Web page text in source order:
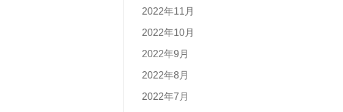
2022年11月
2022年10月
2022年9月
2022年8月
2022年7月